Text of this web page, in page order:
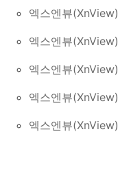
엑스엔뷰
엑스엔뷰
엑스엔뷰
엑스엔뷰
엑스엔뷰